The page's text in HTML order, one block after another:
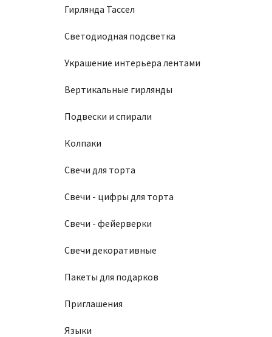
Гирлянда Тассел
Светодиодная подсветка
Украшение интерьера лентами
Вертикальные гирлянды
Подвески и спирали
Колпаки
Свечи для торта
Свечи - цифры для торта
Свечи - фейерверки
Свечи декоративные
Пакеты для подарков
Приглашения
Языки